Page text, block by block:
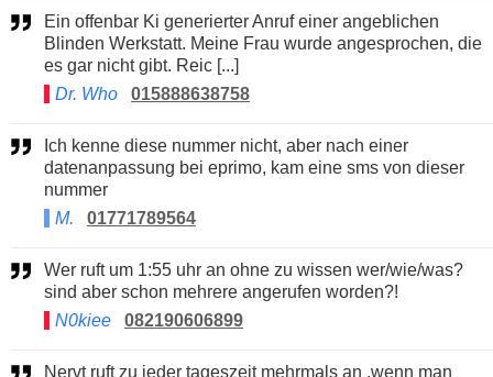
Ein offenbar Ki generierter Anruf einer angeblichen
Blinden Werkstatt. Meine Frau wurde angesprochen, die
es gar nicht gibt. Reic [...]
Dr. Who
015888638758
datenanpassung bei eprimo, kam eine sms von dieser
nummer
M.
01771789564
Wer ruft um 1:55 uhr an ohne zu wissen wer/wie/was?
sind aber schon mehrere angerufen worden?!
N0kiee
082190606899
Nervt ruft zu jeder tageszeit mehrmals an .wenn man